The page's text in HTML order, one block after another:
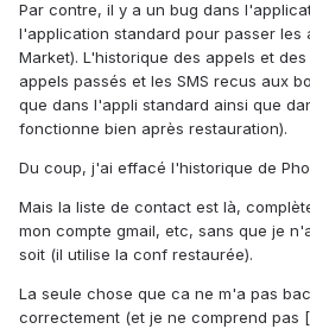
Par contre, il y a un bug dans
l'application standard pour passer les
Market). L'historique des appels et
appels passés et les SMS recus aux
que dans l'appli standard ainsi que
fonctionne bien après restauration).
Du coup, j'ai effacé l'historique de
Mais la liste de contact est là,
mon compte gmail, etc, sans que je
soit (il utilise la conf restaurée).
La seule chose que ca ne m'a pas
correctement (et je ne comprend pas